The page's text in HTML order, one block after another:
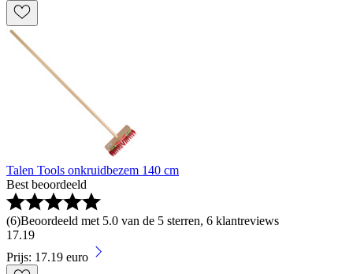
Talen Tools onkruidbezem 140 cm
Best beoordeeld
(6)Beoordeeld met 5.0 van de 5 sterren, 6 klantreviews
17.19
Prijs: 17.19 euro